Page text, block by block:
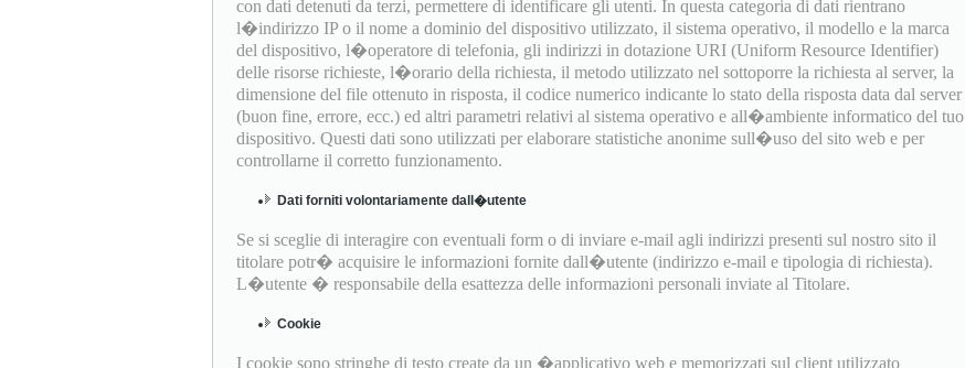
con dati detenuti da terzi, permettere di identificare gli utenti. In questa categoria di dati rientrano
l�indirizzo IP o il nome a dominio del dispositivo utilizzato, il sistema operativo, il modello e la marca
del dispositivo, l�operatore di telefonia, gli indirizzi in dotazione URI (Uniform Resource Identifier)
delle risorse richieste, l�orario della richiesta, il metodo utilizzato nel sottoporre la richiesta al server, la
dimensione del file ottenuto in risposta, il codice numerico indicante lo stato della risposta data dal server
(buon fine, errore, ecc.) ed altri parametri relativi al sistema operativo e all�ambiente informatico del tuo
dispositivo. Questi dati sono utilizzati per elaborare statistiche anonime sull�uso del sito web e per
controllarne il corretto funzionamento.
Dati forniti volontariamente dall�utente
Se si sceglie di interagire con eventuali form o di inviare e-mail agli indirizzi presenti sul nostro sito il
titolare potr� acquisire le informazioni fornite dall�utente (indirizzo e-mail e tipologia di richiesta).
L�utente � responsabile della esattezza delle informazioni personali inviate al Titolare.
Cookie
I cookie sono stringhe di testo create da un �applicativo web e memorizzati sul client utilizzato